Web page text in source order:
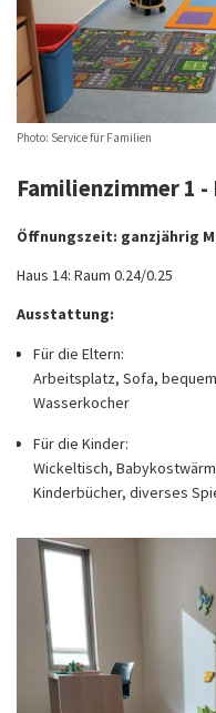
Photo: Service für Familien
Familienzimmer 1 -
Öffnungszeit: ganzjährig
Haus 14: Raum 0.24/0.25
Ausstattung:
Für die Eltern:
Arbeitsplatz, Sofa,
Wasserkocher
Für die Kinder:
Wickeltisch,
Kinderbücher, diverses